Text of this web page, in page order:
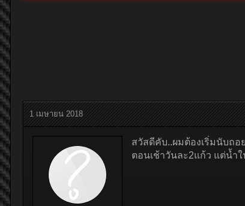
1 เมษายน 2018
สวัสดีคับ..ผมต้องเริ่มนับถ
ตอนเช้าวันละ2แก้ว แต่น้